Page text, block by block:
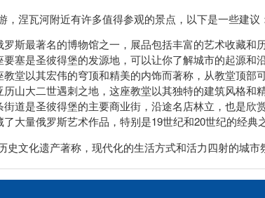
，涅瓦河附近有许多值得参观的景点，以下是一些建议
罗斯最著名的博物馆之一，展品包括丰富的艺术收藏和
要塞是圣彼得堡的发源地，可以让你了解城市的起源和
教堂以其宏伟的穹顶和精美的内饰而著称，从教堂顶部
历山大二世遇刺之地，这座教堂以其独特的建筑风格和
街道是圣彼得堡的主要商业街，沿途名店林立，也是欣
了大量俄罗斯艺术作品，特别是19世纪和20世纪的经典
史文化遗产著称，现代化的生活方式和活力四射的城